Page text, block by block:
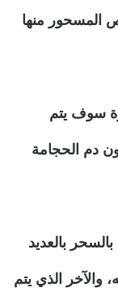
المسحور منها
سوف يتم
دم الحجامة
بالعديد
والآخر الذي يتم